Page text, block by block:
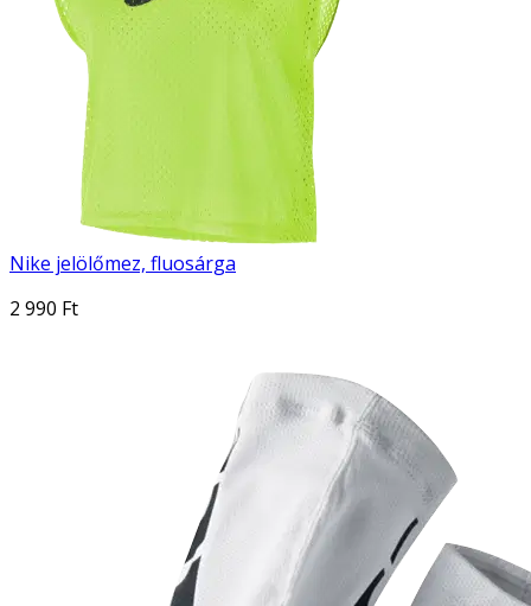
Nike jelölőmez, fluosárga
2 990 Ft